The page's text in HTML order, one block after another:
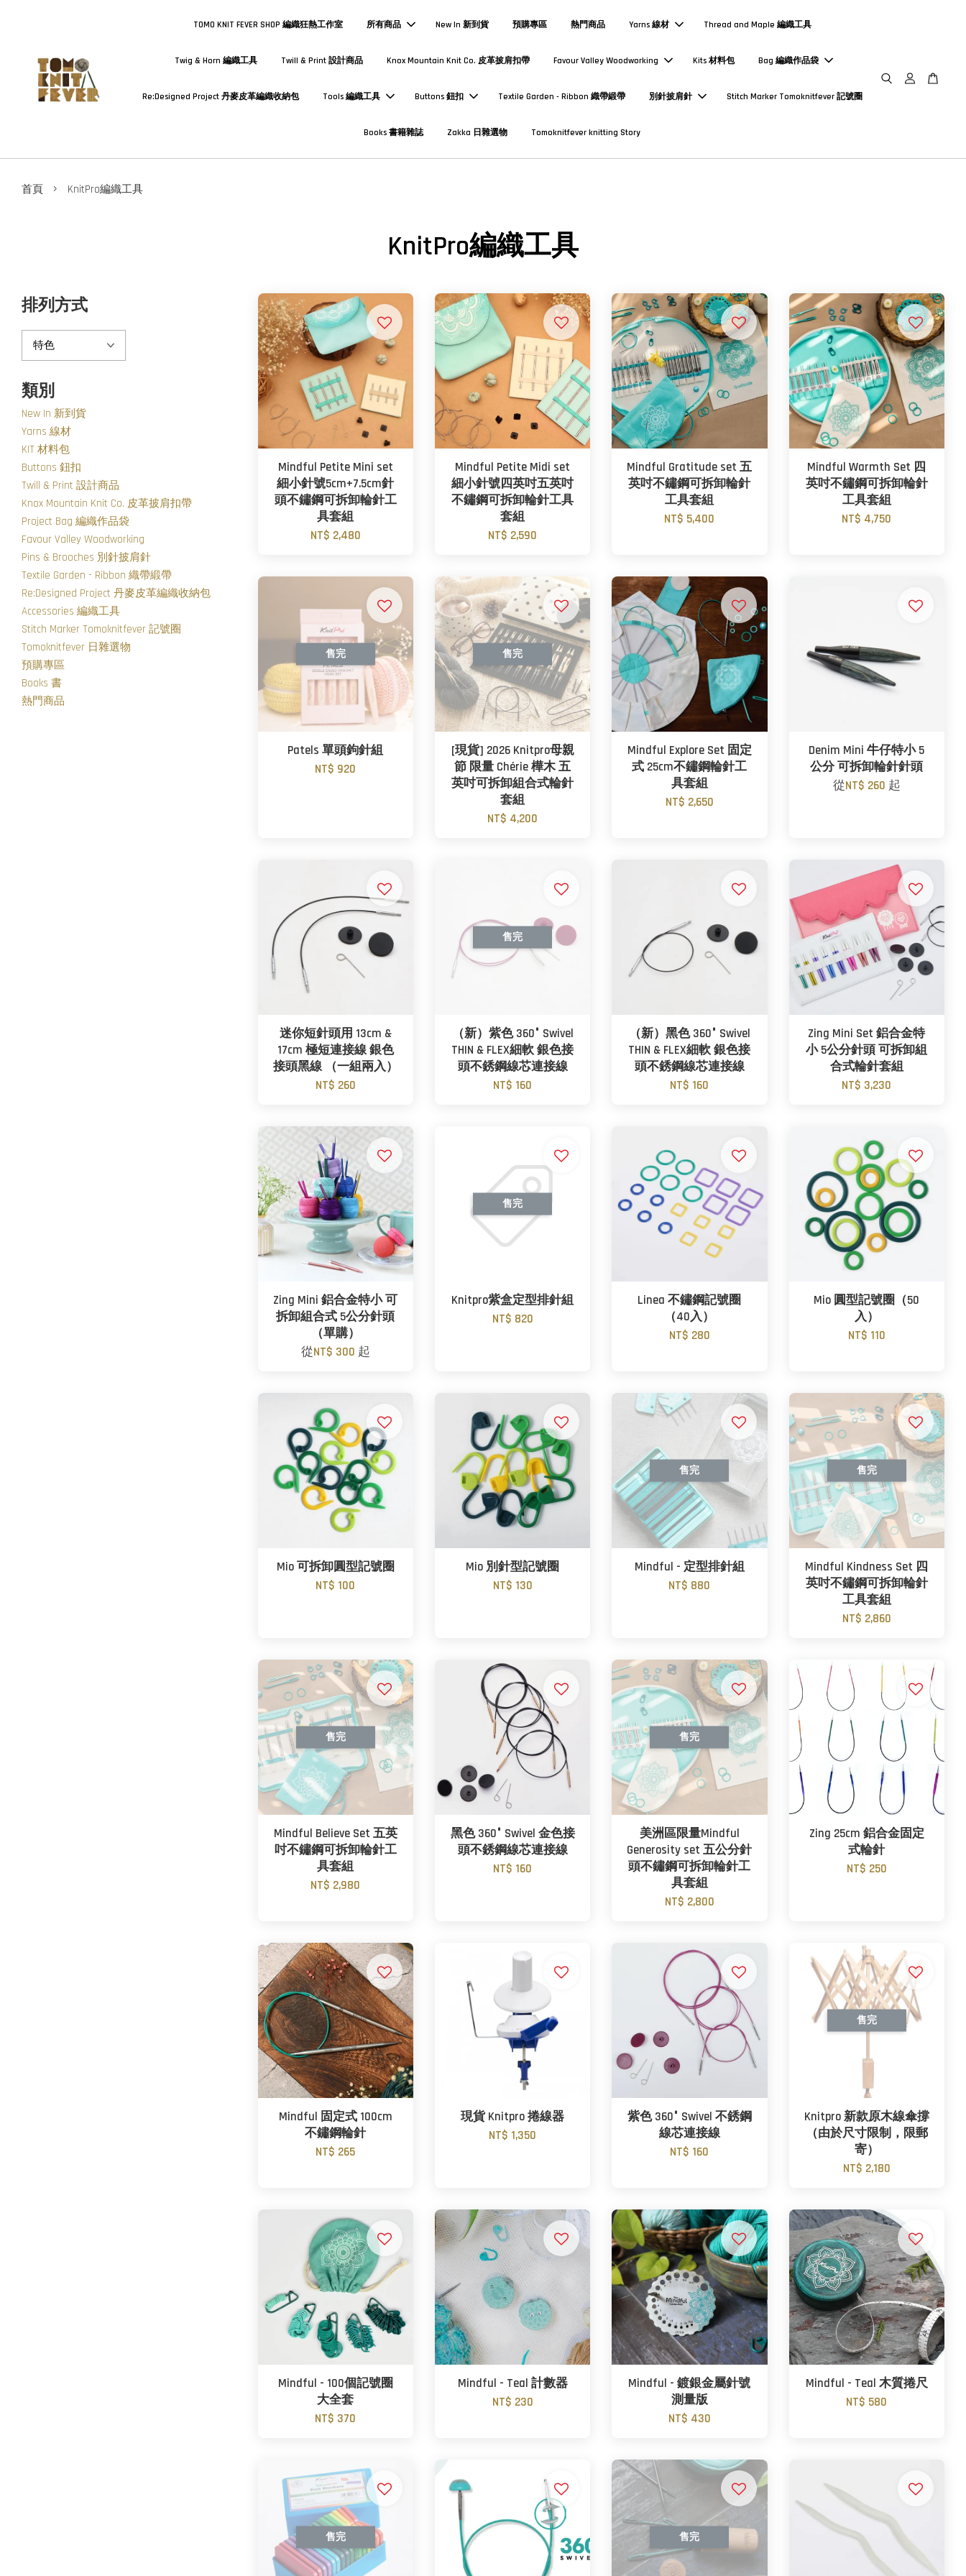
TOMO KNIT FEVER SHOP 編織狂熱工作室 所有商品 New In 新到貨 預購專區 熱門商品 Yarns 線材 Thread and Maple 編織工具
Twig & Horn 編織工具 Twill & Print 設計商品 Knox Mountain Knit Co. 皮革披肩扣帶 Favour Valley Woodworking Kits 材料包 Bag 編織作品袋
Re:Designed Project 丹麥皮革編織收納包 Tools 編織工具 Buttons 鈕扣 Textile Garden - Ribbon 織帶緞帶 別針披肩針 Stitch Marker Tomoknitfever 記號圈
Books 書籍雜誌 Zakka 日雜選物 Tomoknitfever knitting Story
首頁 › KnitPro編織工具
KnitPro編織工具
排列方式
類別
New In 新到貨
Yarns 線材
KIT 材料包
Buttons 鈕扣
Twill & Print 設計商品
Knox Mountain Knit Co. 皮革披肩扣帶
Project Bag 編織作品袋
Favour Valley Woodworking
Pins & Brooches 別針披肩針
Textile Garden - Ribbon 織帶緞帶
Re:Designed Project 丹麥皮革編織收納包
Accessories 編織工具
Stitch Marker Tomoknitfever 記號圈
Tomoknitfever 日雜選物
預購專區
Books 書
熱門商品
Mindful Petite Mini set
細小針號5cm+7.5cm針
頭不鏽鋼可拆卸輪針工
具套組
NT$ 2,480
Mindful Petite Midi set
細小針號四英吋五英吋
不鏽鋼可拆卸輪針工具
套組
NT$ 2,590
Mindful Gratitude set 五
英吋不鏽鋼可拆卸輪針
工具套組
NT$ 5,400
Mindful Warmth Set 四
英吋不鏽鋼可拆卸輪針
工具套組
NT$ 4,750
售完
Patels 單頭鉤針組
NT$ 920
售完
[現貨] 2026 Knitpro母親
節 限量 Chérie 樺木 五
英吋可拆卸組合式輪針
套組
NT$ 4,200
Mindful Explore Set 固定
式 25cm不鏽鋼輪針工
具套組
NT$ 2,650
Denim Mini 牛仔特小 5
公分 可拆卸輪針針頭
從NT$ 260 起
迷你短針頭用 13cm &
17cm 極短連接線 銀色
接頭黑線 （一組兩入）
NT$ 260
售完
（新）紫色 360° Swivel
THIN & FLEX細軟 銀色接
頭不銹鋼線芯連接線
NT$ 160
（新）黑色 360° Swivel
THIN & FLEX細軟 銀色接
頭不銹鋼線芯連接線
NT$ 160
Zing Mini Set 鋁合金特
小 5公分針頭 可拆卸組
合式輪針套組
NT$ 3,230
Zing Mini 鋁合金特小 可
拆卸組合式 5公分針頭
（單購）
從NT$ 300 起
售完
Knitpro紫盒定型排針組
NT$ 820
Linea 不鏽鋼記號圈
（40入）
NT$ 280
Mio 圓型記號圈（50
入）
NT$ 110
Mio 可拆卸圓型記號圈
NT$ 100
Mio 別針型記號圈
NT$ 130
售完
Mindful - 定型排針組
NT$ 880
售完
Mindful Kindness Set 四
英吋不鏽鋼可拆卸輪針
工具套組
NT$ 2,860
售完
Mindful Believe Set 五英
吋不鏽鋼可拆卸輪針工
具套組
NT$ 2,980
黑色 360° Swivel 金色接
頭不銹鋼線芯連接線
NT$ 160
售完
美洲區限量Mindful
Generosity set 五公分針
頭不鏽鋼可拆卸輪針工
具套組
NT$ 2,800
Zing 25cm 鋁合金固定
式輪針
NT$ 250
Mindful 固定式 100cm
不鏽鋼輪針
NT$ 265
現貨 Knitpro 捲線器
NT$ 1,350
紫色 360° Swivel 不銹鋼
線芯連接線
NT$ 160
售完
Knitpro 新款原木線傘撐
（由於尺寸限制，限郵
寄）
NT$ 2,180
Mindful - 100個記號圈
大全套
NT$ 370
Mindful - Teal 計數器
NT$ 230
Mindful - 鍍銀金屬針號
測量版
NT$ 430
Mindful - Teal 木質捲尺
NT$ 580
售完 售完